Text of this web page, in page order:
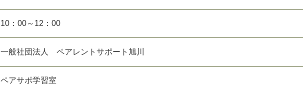
10：00～12：00
一般社団法人 ペアレントサポート旭川
ペアサポ学習室